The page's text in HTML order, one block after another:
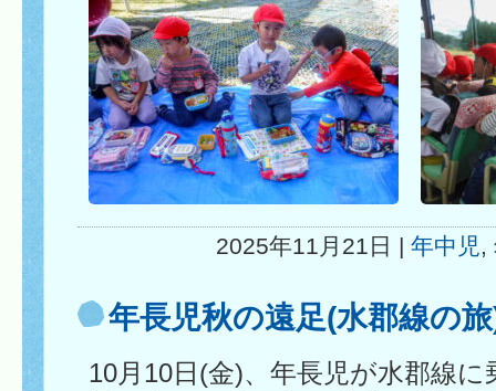
2025年11月21日 | 年中児,
年長児秋の遠足(水郡線の
10月10日(金)、年長児が水郡線